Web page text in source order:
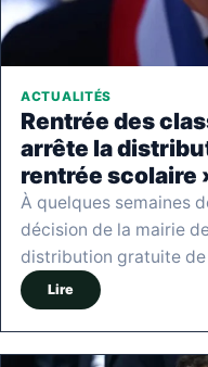
ACTUALITÉS
Rentrée des
arrête la
rentrée scolaire
À quelques semaines
décision de la mairie
distribution gratuite
Lire